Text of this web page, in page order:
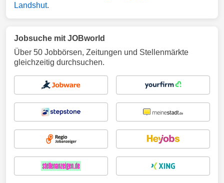
Landshut.
Jobsuche mit JOBworld
Über 50 Jobbörsen, Zeitungen und Stellenmärkte
gleichzeitig durchsuchen.